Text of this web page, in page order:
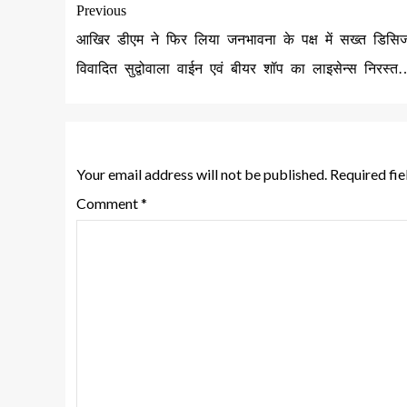
Previous
आखिर डीएम ने फिर लिया जनभावना के पक्ष में सख्त
विवादित सुद्वोवाला वाईन एवं बीयर शॉप का लाइसेन्स
Your email address will not be published. Required
Comment*